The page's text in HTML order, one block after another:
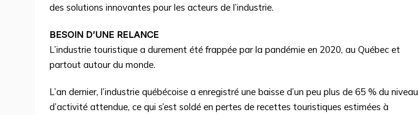
des solutions innovantes pour les acteurs de l’industrie.
BESOIN D’UNE RELANCE
L’industrie touristique a durement été frappée par la pandémie en 2020, au Québec et
partout autour du monde.
L’an dernier, l’industrie québécoise a enregistré une baisse d’un peu plus de 65 % du niveau
d’activité attendue, ce qui s’est soldé en pertes de recettes touristiques estimées à